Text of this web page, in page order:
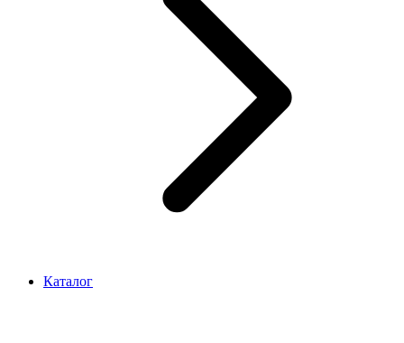
Каталог